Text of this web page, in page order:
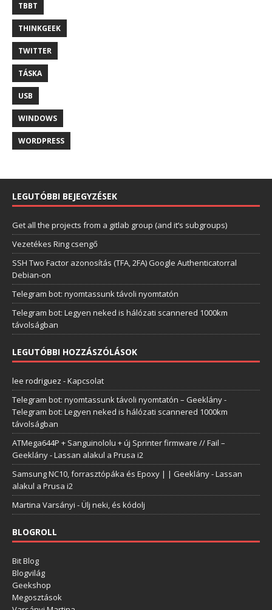
TBBT
THINKGEEK
TWITTER
TÁSKA
USB
WINDOWS
WORDPRESS
LEGUTÓBBI BEJEGYZÉSEK
Get all the projects from a gitlab group (and it’s subgroups)
Vezetékes Ring csengő
SSH Two Factor azonosítás (TFA, 2FA) Google Authenticatorral
Debian-on
Telegram bot: nyomtassunk távoli nyomtatón
Telegram bot: Legyen neked is hálózati scannered 1000km
távolságban
LEGUTÓBBI HOZZÁSZÓLÁSOK
lee rodriguez -Kapcsolat
Telegram bot: nyomtassunk távoli nyomtatón – Geeklány-
Telegram bot: Legyen neked is hálózati scannered 1000km
távolságban
ATMega644P + Sanguinololu + új Sprinter firmware // Fail –
Geeklány-Lassan alakul a Prusa i2
Samsung NC10, forrasztópáka és Epoxy | | Geeklány-Lassan
alakul a Prusa i2
Martina Varsányi -Ülj neki, és kódolj
BLOGROLL
Bit Blog
Blogvilág
Geekshop
Megosztások